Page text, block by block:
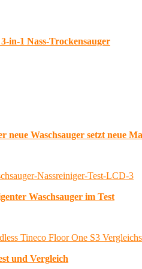
in-1 Nass-Trockensauger
neue Waschsauger setzt neue
Waschsauger im Test
und Vergleich